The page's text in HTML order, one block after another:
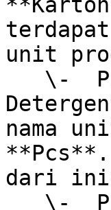
unit
nama
dari